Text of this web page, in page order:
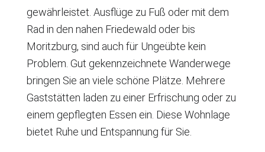
gewährleistet. Ausflüge zu Fuß oder mit dem
Rad in den nahen Friedewald oder bis
Moritzburg, sind auch für Ungeübte kein
Problem. Gut gekennzeichnete Wanderwege
bringen Sie an viele schöne Plätze. Mehrere
Gaststätten laden zu einer Erfrischung oder zu
einem gepflegten Essen ein. Diese Wohnlage
bietet Ruhe und Entspannung für Sie.